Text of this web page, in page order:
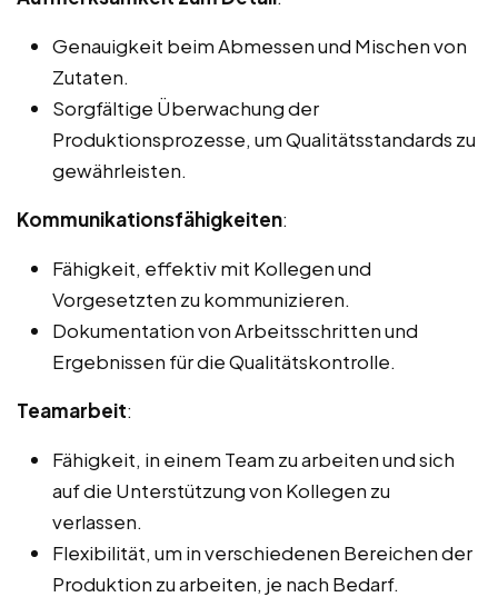
Genauigkeit beim Abmessen und Mischen von
Zutaten.
Sorgfältige Überwachung der
Produktionsprozesse, um Qualitätsstandards zu
gewährleisten.
Kommunikationsfähigkeiten:
Fähigkeit, effektiv mit Kollegen und
Vorgesetzten zu kommunizieren.
Dokumentation von Arbeitsschritten und
Ergebnissen für die Qualitätskontrolle.
Teamarbeit:
Fähigkeit, in einem Team zu arbeiten und sich
auf die Unterstützung von Kollegen zu
verlassen.
Flexibilität, um in verschiedenen Bereichen der
Produktion zu arbeiten, je nach Bedarf.